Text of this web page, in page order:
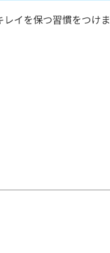
イを保つ習慣をつけま